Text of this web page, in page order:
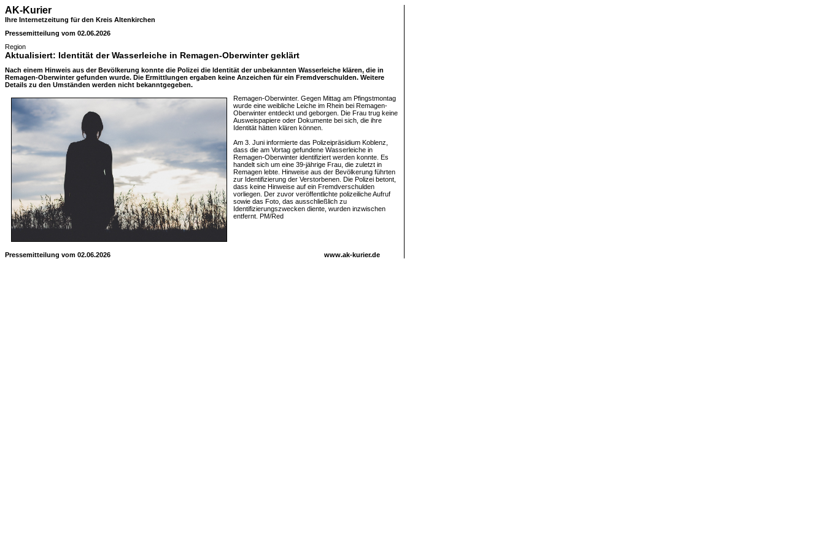
AK-Kurier
Ihre Internetzeitung für den Kreis Altenkirchen
Pressemitteilung vom 02.06.2026
Region
Aktualisiert: Identität der Wasserleiche in Remagen-Oberwinter geklärt
Nach einem Hinweis aus der Bevölkerung konnte die Polizei die Identität der unbekannten Wasserleiche klären, die in
Remagen-Oberwinter gefunden wurde. Die Ermittlungen ergaben keine Anzeichen für ein Fremdverschulden. Weitere
Details zu den Umständen werden nicht bekanntgegeben.
Remagen-Oberwinter. Gegen Mittag am Pfingstmontag
wurde eine weibliche Leiche im Rhein bei Remagen-
Oberwinter entdeckt und geborgen. Die Frau trug keine
Ausweispapiere oder Dokumente bei sich, die ihre
Identität hätten klären können.
Am 3. Juni informierte das Polizeipräsidium Koblenz,
dass die am Vortag gefundene Wasserleiche in
Remagen-Oberwinter identifiziert werden konnte. Es
handelt sich um eine 39-jährige Frau, die zuletzt in
Remagen lebte. Hinweise aus der Bevölkerung führten
zur Identifizierung der Verstorbenen. Die Polizei betont,
dass keine Hinweise auf ein Fremdverschulden
vorliegen. Der zuvor veröffentlichte polizeiliche Aufruf
sowie das Foto, das ausschließlich zu
Identifizierungszwecken diente, wurden inzwischen
entfernt. PM/Red
Pressemitteilung vom 02.06.2026 www.ak-kurier.de